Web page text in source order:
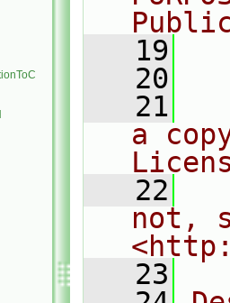
   19
   20
   21
a
   22
not,
   23